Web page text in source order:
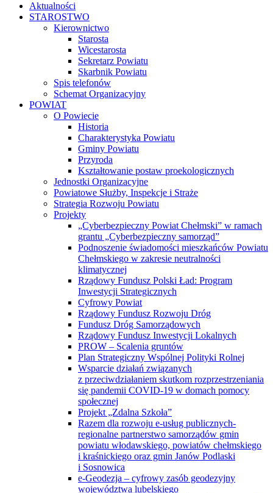
Aktualności
STAROSTWO
Kierownictwo
Starosta
Wicestarosta
Sekretarz Powiatu
Skarbnik Powiatu
Spis telefonów
Schemat Organizacyjny
POWIAT
O Powiecie
Historia
Charakterystyka Powiatu
Gminy Powiatu
Przyroda
Kształtowanie postaw proekologicznych
Jednostki Organizacyjne
Powiatowe Służby, Inspekcje i Straże
Strategia Rozwoju Powiatu
Projekty
„Cyberbezpieczny Powiat Chełmski” w ramach
grantu „Cyberbezpieczny samorząd”
Podnoszenie świadomości mieszkańców Powiatu
Chełmskiego w zakresie neutralności
klimatycznej
Rządowy Fundusz Polski Ład: Program
Inwestycji Strategicznych
Cyfrowy Powiat
Rządowy Fundusz Rozwoju Dróg
Fundusz Dróg Samorządowych
Rządowy Fundusz Inwestycji Lokalnych
PROW – Scalenia gruntów
Plan Strategiczny Wspólnej Polityki Rolnej
Wsparcie działań związanych
z przeciwdziałaniem skutkom rozprzestrzeniania
się pandemii COVID-19 w domach pomocy
społecznej
Projekt „Zdalna Szkoła”
Razem dla rozwoju e-usług publicznych-
regionalne partnerstwo samorządów gmin
powiatu włodawskiego, powiatów chełmskiego
i kraśnickiego oraz gmin Janów Podlaski
i Sosnowica
e-Geodezja – cyfrowy zasób geodezyjny
województwa lubelskiego